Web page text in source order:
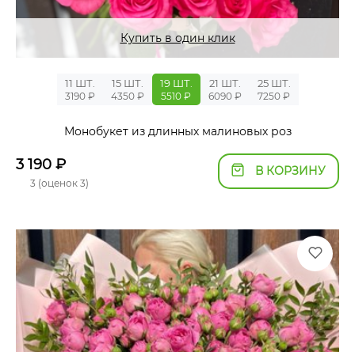
Купить в один клик
11 ШТ.
3190 ₽
15 ШТ.
4350 ₽
19 ШТ.
5510 ₽
21 ШТ.
6090 ₽
25 ШТ.
7250 ₽
Монобукет из длинных малиновых роз
3 190 ₽
3 (оценок 3)
В КОРЗИНУ